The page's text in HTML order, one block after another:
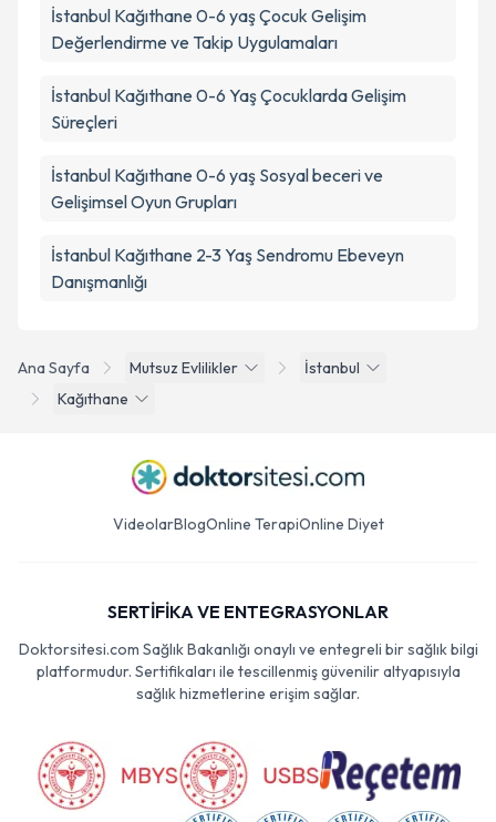
Ana Sayfa Mutsuz Evlilikler
İstanbul
Kağıthane
İstanbul Kağıthane 0-6 yaş Çocuk Gelişim
Değerlendirme ve Takip Uygulamaları
İstanbul Kağıthane 0-6 Yaş Çocuklarda Gelişim
Süreçleri
İstanbul Kağıthane 0-6 yaş Sosyal beceri ve
Gelişimsel Oyun Grupları
İstanbul Kağıthane 2-3 Yaş Sendromu Ebeveyn
Danışmanlığı
VideolarBlogOnline TerapiOnline Diyet
SERTİFİKA VE ENTEGRASYONLAR
Doktorsitesi.com Sağlık Bakanlığı onaylı ve entegreli bir sağlık bilgi
platformudur. Sertifikaları ile tescillenmiş güvenilir altyapısıyla
sağlık hizmetlerine erişim sağlar.